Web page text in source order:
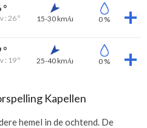
°
: 26 ° 15-30 km/u 0 %
°
: 19 ° 25-40 km/u 0 %
Kapellen
hemel in de ochtend. De